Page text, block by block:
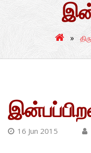
»
16 Jun 2015